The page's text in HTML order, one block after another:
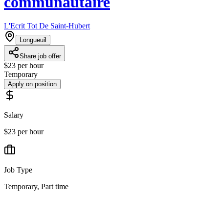
L'Ecrit Tot De Saint-Hubert
Longueuil
Share job offer
$23 per hour
Temporary
Apply on position
Salary
$23 per hour
Job Type
Temporary, Part time